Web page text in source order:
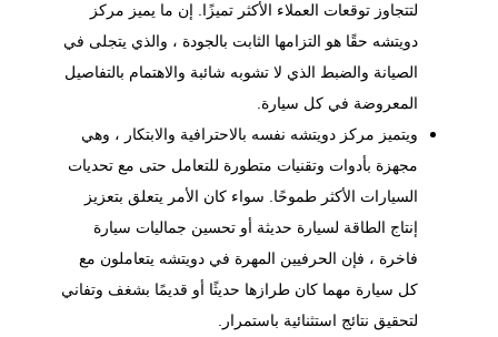
لتتجاوز توقعات العملاء الأكثر تميزًا. إن ما يميز مركز
دويتشه حقًا هو التزامها الثابت بالجودة ، والذي يتجلى في
الصيانة والضبط الذي لا تشوبه شائبة والاهتمام بالتفاصيل
المعروضة في كل سيارة.
ويتميز مركز دويتشه نفسه بالاحترافية والابتكار ، وهي
مجهزة بأدوات وتقنيات متطورة للتعامل حتى مع تحديات
السيارات الأكثر طموحًا. سواء كان الأمر يتعلق بتعزيز
إنتاج الطاقة لسيارة حديثة أو تحسين جماليات سيارة
فاخرة ، فإن الحرفيين المهرة في دويتشه يتعاملون مع
كل سيارة مهما كان طرازها حديثًا أو قديمًا بشغف وتفاني
لتحقيق نتائج استثنائية باستمرار.